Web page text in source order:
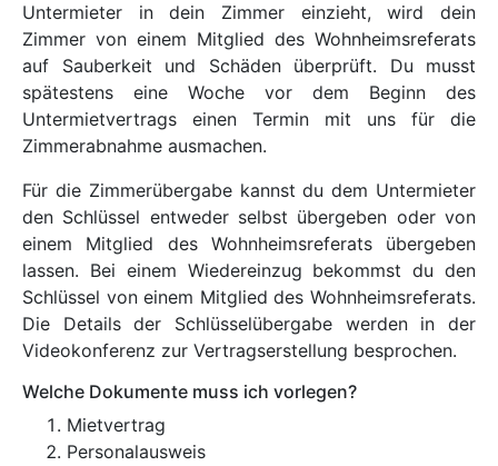
Untermieter in dein Zimmer einzieht, wird dein
Zimmer von einem Mitglied des Wohnheimsreferats
auf Sauberkeit und Schäden überprüft. Du musst
spätestens eine Woche vor dem Beginn des
Untermietvertrags einen Termin mit uns für die
Zimmerabnahme ausmachen.
Für die Zimmerübergabe kannst du dem Untermieter
den Schlüssel entweder selbst übergeben oder von
einem Mitglied des Wohnheimsreferats übergeben
lassen. Bei einem Wiedereinzug bekommst du den
Schlüssel von einem Mitglied des Wohnheimsreferats.
Die Details der Schlüsselübergabe werden in der
Videokonferenz zur Vertragserstellung besprochen.
Welche Dokumente muss ich vorlegen?
Mietvertrag
Personalausweis